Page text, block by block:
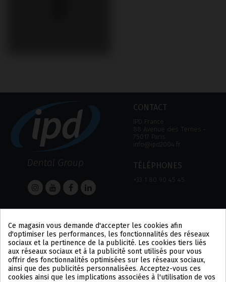
CONTACT
IPD France
88 Avenue des Ternes ‑
75017 Paris
info@ipd2004.fr
TÉLÉPHONES
+33 1 80 90 45 45
AIDE
MOYEN DE PAIEMENT
EXPÉDITIONS ET
RETOURS
CONDITIONS
D'UTILISATION
MENTION LÉGALE
POLITIQUE DE
CONFIDENTIALITÉ
POLITIQUE DES COOKIES
US
PL
Ce magasin vous demande d'accepter les cookies afin
d'optimiser les performances, les fonctionnalités des réseaux
sociaux et la pertinence de la publicité. Les cookies tiers liés
aux réseaux sociaux et à la publicité sont utilisés pour vous
offrir des fonctionnalités optimisées sur les réseaux sociaux,
ainsi que des publicités personnalisées. Acceptez-vous ces
cookies ainsi que les implications associées à l'utilisation de vos